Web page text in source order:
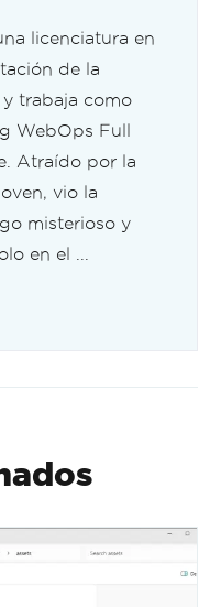
licenciatura en
de la
trabaja como
WebOps Full
Atraído por la
vio la
misterioso y
en el ...